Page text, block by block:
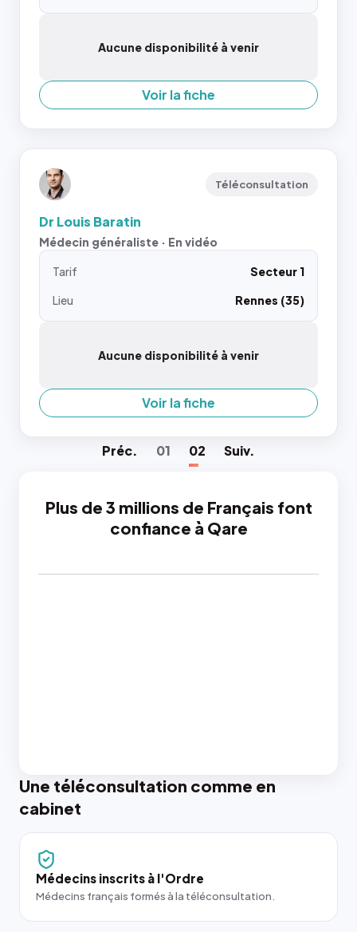
Aucune disponibilité à venir
Voir la fiche
Téléconsultation
Dr Louis Baratin
Médecin généraliste · En vidéo
Tarif
Secteur 1
Lieu
Rennes (35)
Aucune disponibilité à venir
Voir la fiche
Préc. 01 02 Suiv.
Plus de 3 millions de Français font
confiance à Qare
Une téléconsultation comme en
cabinet
Médecins inscrits à l'Ordre
Médecins français formés à la téléconsultation.